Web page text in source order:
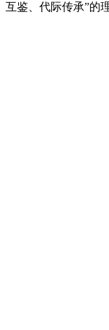
互鉴、代际传承”的